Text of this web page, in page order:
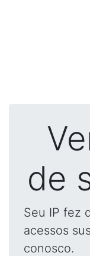
de
Seu IP fez
acessos
conosco.